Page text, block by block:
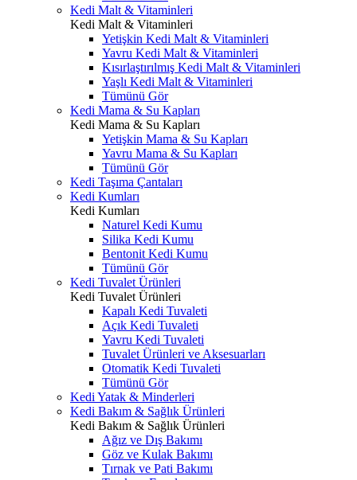
Kedi Malt & Vitaminleri
Kedi Malt & Vitaminleri
Yetişkin Kedi Malt & Vitaminleri
Yavru Kedi Malt & Vitaminleri
Kısırlaştırılmış Kedi Malt & Vitaminleri
Yaşlı Kedi Malt & Vitaminleri
Tümünü Gör
Kedi Mama & Su Kapları
Kedi Mama & Su Kapları
Yetişkin Mama & Su Kapları
Yavru Mama & Su Kapları
Tümünü Gör
Kedi Taşıma Çantaları
Kedi Kumları
Kedi Kumları
Naturel Kedi Kumu
Silika Kedi Kumu
Bentonit Kedi Kumu
Tümünü Gör
Kedi Tuvalet Ürünleri
Kedi Tuvalet Ürünleri
Kapalı Kedi Tuvaleti
Açık Kedi Tuvaleti
Yavru Kedi Tuvaleti
Tuvalet Ürünleri ve Aksesuarları
Otomatik Kedi Tuvaleti
Tümünü Gör
Kedi Yatak & Minderleri
Kedi Bakım & Sağlık Ürünleri
Kedi Bakım & Sağlık Ürünleri
Ağız ve Dış Bakımı
Göz ve Kulak Bakımı
Tırnak ve Pati Bakımı